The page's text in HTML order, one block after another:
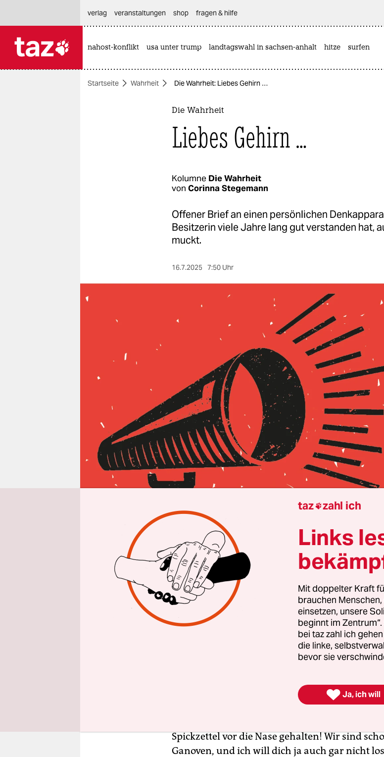
themen
genossenschaft
epaper login
verlag
veranstaltungen shop fragen & hilfe
nahost-konflikt usa unter trump landtagswahl in sachsen-anhalt hitze surfen
Startseite Wahrheit Die Wahrheit: Liebes Gehirn …
Die Wahrheit
Liebes Gehirn …
Kolumne Die Wahrheit
von Corinna Stegemann
Offener Brief an einen persönlichen
Besitzerin viele Jahre lang gut verstanden hat,
muckt.
16.7.2025 7:50 Uhr
W ir haben jetzt schon viele
miteinander verbracht und uns
verstanden. Wir waren mehr oder
Kumpel. Klar, wir hatten auch schon unschöne
Beispiel einmal nicht mehr einfiel, wo zum
versteckt hatte: Briefmarkenalbum,
die Diamanten, Fahrradschlüssel,
erste Handschrift von Schiller, den Stein der
Goldvorräte von Fort Knox – keine Ahnung.
Du bist wirklich toll. Erinnerst du dich noch
gefoppt haben, indem wir so taten, als könne
Spickzettel vor die Nase gehalten! Wir sind
Ganoven, und ich will dich ja auch gar nicht
taz zahl ich
Links
Mit doppelter Kraft
brauchen
einsetzen, unsere
beginnt im
bei taz zahl ich
die linke,
bevor sie
 Ja, ich will